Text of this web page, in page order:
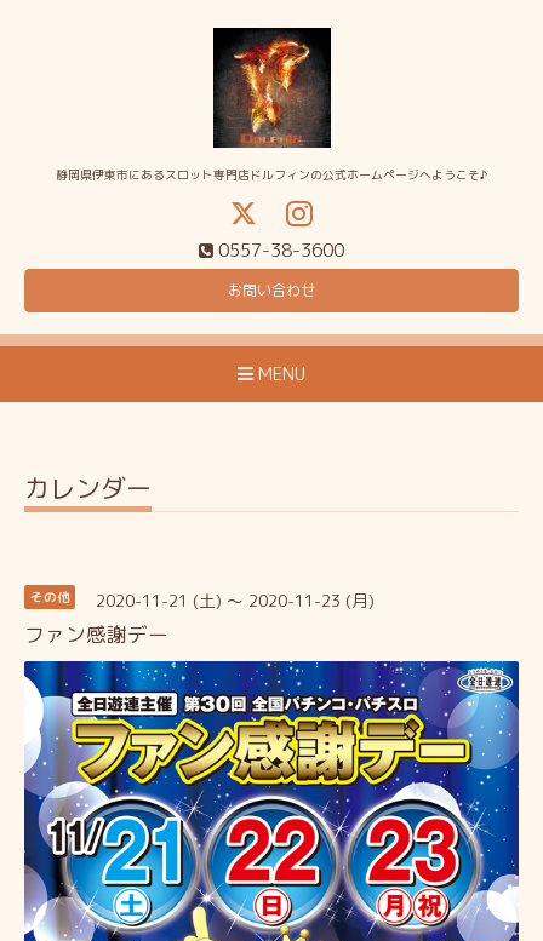
静岡県伊東市にあるスロット専門店ドルフィンの公式ホームページへようこそ♪
0557-38-3600
お問い合わせ
MENU
カレンダー
その他 2020-11-21 (土) ～ 2020-11-23 (月)
ファン感謝デー